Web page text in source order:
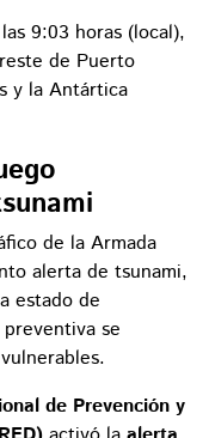
9:03 horas (local),
de Puerto
y la Antártica
de la Armada
alerta de tsunami,
estado de
se
de Prevención y